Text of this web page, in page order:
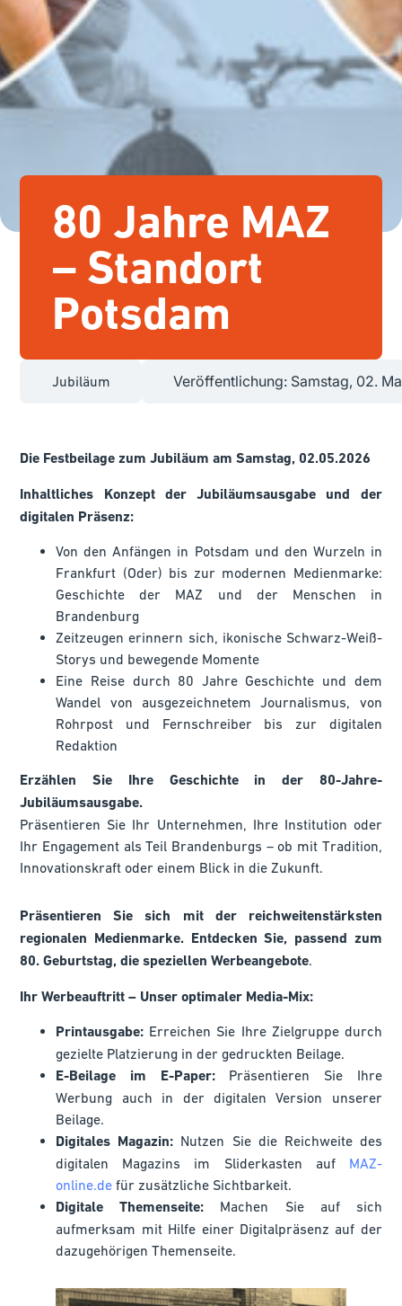
80 Jahre MAZ
– Standort
Potsdam
Jubiläum Veröffentlichung: Samstag, 02.
Die Festbeilage zum Jubiläum am Samstag, 02.05.2026
Inhaltliches Konzept der Jubiläumsausgabe und der
digitalen Präsenz:
Von den Anfängen in Potsdam und den Wurzeln in
Frankfurt (Oder) bis zur modernen Medienmarke:
Geschichte der MAZ und der Menschen in
Brandenburg
Zeitzeugen erinnern sich, ikonische Schwarz-Weiß-
Storys und bewegende Momente
Eine Reise durch 80 Jahre Geschichte und dem
Wandel von ausgezeichnetem Journalismus, von
Rohrpost und Fernschreiber bis zur digitalen
Redaktion
Erzählen Sie Ihre Geschichte in der 80-Jahre-
Jubiläumsausgabe.
Präsentieren Sie Ihr Unternehmen, Ihre Institution oder
Ihr Engagement als Teil Brandenburgs – ob mit Tradition,
Innovationskraft oder einem Blick in die Zukunft.
Präsentieren Sie sich mit der reichweitenstärksten
regionalen Medienmarke. Entdecken Sie, passend zum
80. Geburtstag, die speziellen Werbeangebote.
Ihr Werbeauftritt – Unser optimaler Media-Mix:
Printausgabe: Erreichen Sie Ihre Zielgruppe durch
gezielte Platzierung in der gedruckten Beilage.
E-Beilage im E-Paper:Präsentieren Sie Ihre
Werbung auch in der digitalen Version unserer
Beilage.
Digitales Magazin: Nutzen Sie die Reichweite des
digitalen Magazins im Sliderkasten auf MAZ-
online.de für zusätzliche Sichtbarkeit.
Digitale Themenseite: Machen Sie auf sich
aufmerksam mit Hilfe einer Digitalpräsenz auf der
dazugehörigen Themenseite.